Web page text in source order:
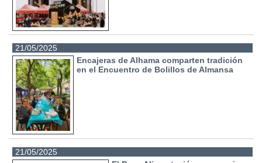
21/05/2025
Encajeras de Alhama comparten tradición
en el Encuentro de Bolillos de Almansa
21/05/2025